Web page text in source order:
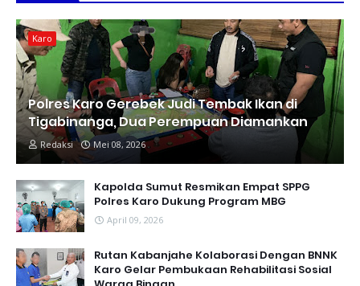
Karo
Polres Karo Gerebek Judi Tembak Ikan di
Tigabinanga, Dua Perempuan Diamankan
Redaksi Mei 08, 2026
Kapolda Sumut Resmikan Empat SPPG
Polres Karo Dukung Program MBG
April 09, 2026
Rutan Kabanjahe Kolaborasi Dengan BNNK
Karo Gelar Pembukaan Rehabilitasi Sosial